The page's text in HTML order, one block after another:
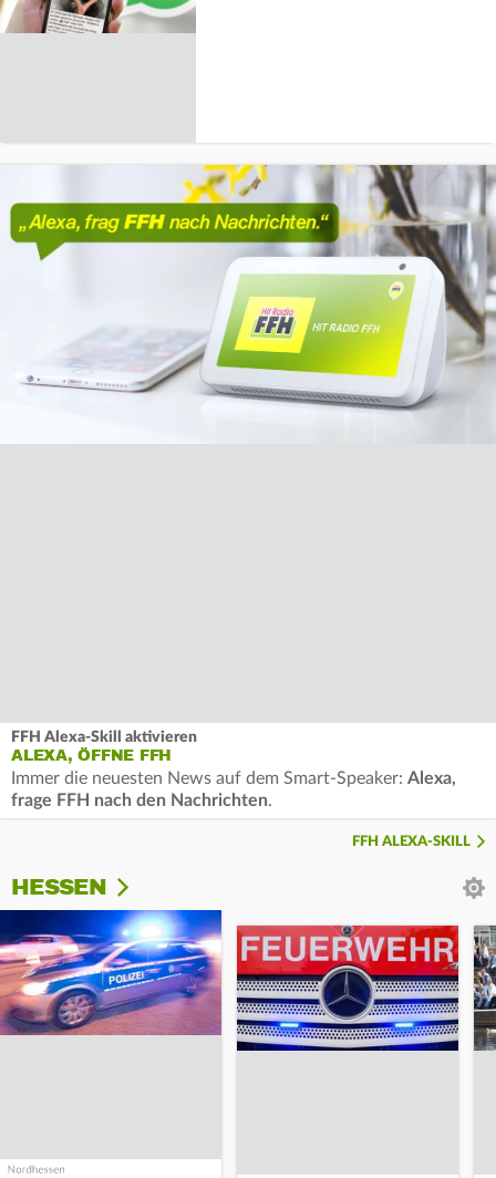
FFH Alexa-Skill aktivieren
ALEXA, ÖFFNE FFH
Immer die neuesten News auf dem Smart-Speaker: Alexa,
frage FFH nach den Nachrichten.
FFH ALEXA-SKILL
HESSEN